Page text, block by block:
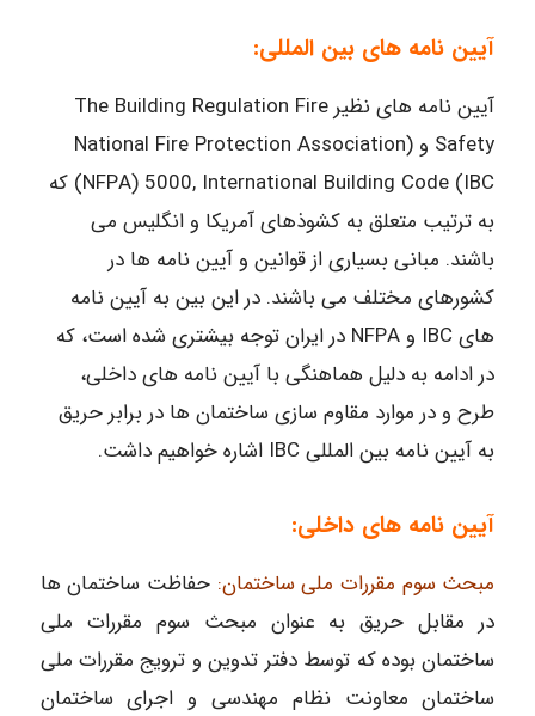
آیین نامه های بین المللی:
آیین نامه های نظیر The Building Regulation Fire
Safety و (National Fire Protection Association
(NFPA) 5000, International Building Code (IBC که
به ترتیب متعلق به کشوذهای آمریکا و انگلیس می
باشند. مبانی بسیاری از قوانین و آیین نامه ها در
کشورهای مختلف می باشند. در این بین به آیین نامه
های IBC و NFPA در ایران توجه بیشتری شده است، که
در ادامه به دلیل هماهنگی با آیین نامه های داخلی،
طرح و در موارد مقاوم سازی ساختمان ها در برابر حریق
به آیین نامه بین المللی IBC اشاره خواهیم داشت.
آیین نامه های داخلی:
مبحث سوم مقررات ملی ساختمان:حفاظت ساختمان ها
در مقابل حریق به عنوان مبحث سوم مقررات ملی
ساختمان بوده که توسط دفتر تدوین و ترویج مقررات ملی
ساختمان معاونت نظام مهندسی و اجرای ساختمان